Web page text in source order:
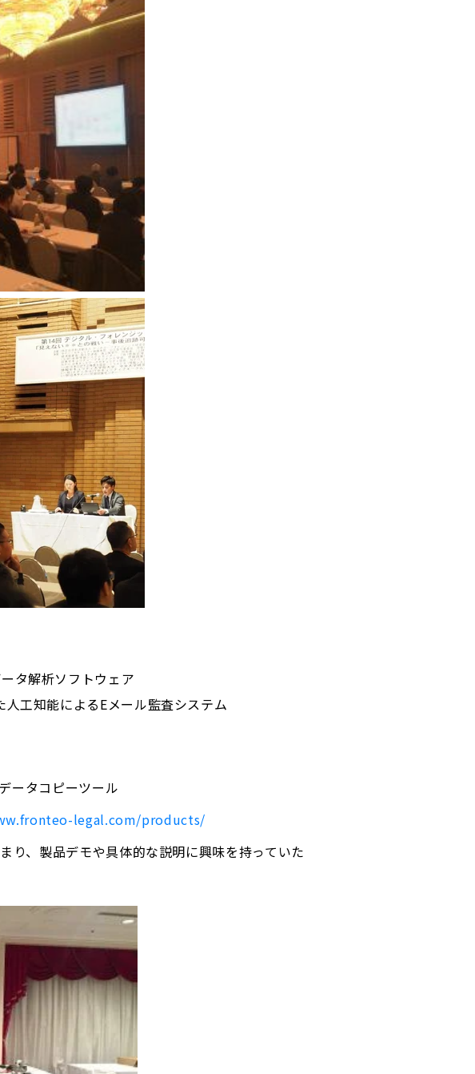
タ解析ソフトウェア
工知能によるEメール監査システム
ータコピーツール
legal.com/products/
り、製品デモや具体的な説明に興味を持っていた